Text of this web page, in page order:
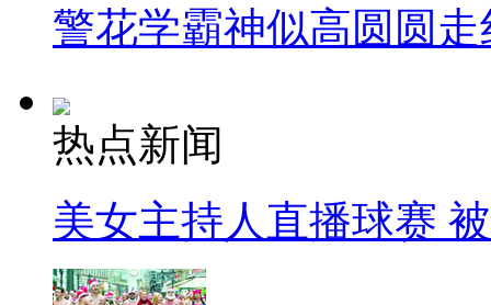
警花学霸神似高圆圆走
热点新闻
美女主持人直播球赛